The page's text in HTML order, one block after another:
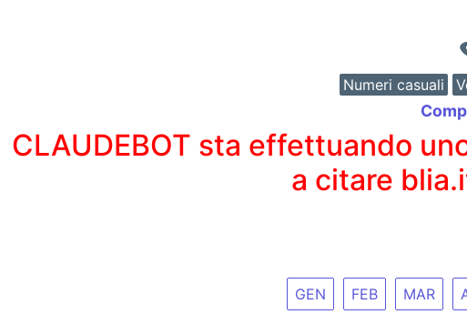
Numeri casuali
CLAUDEBOT sta effettuando
a citare
GEN FEB MAR